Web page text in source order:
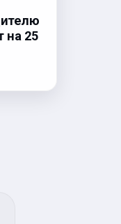
на 25